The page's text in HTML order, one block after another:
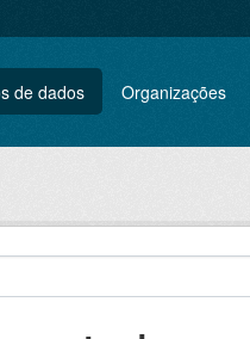
de dados Organizações